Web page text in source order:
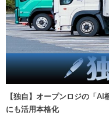
【独自】オープンロジの「
にも活用本格化